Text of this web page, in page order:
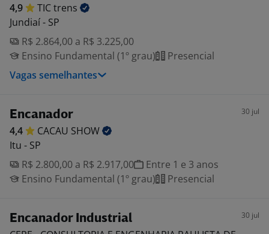
4,9 TICtrens
Jundiaí - SP
R$ 2.864,00 a R$ 3.225,00
Ensino Fundamental (1º grau)
Presencial
Vagas semelhantes
Encanador 30 jul
4,4 CACAU SHOW
Itu - SP
R$ 2.800,00 a R$ 2.917,00
Entre 1 e 3 anos
Ensino Fundamental (1º grau)
Presencial
Encanador Industrial 30 jul